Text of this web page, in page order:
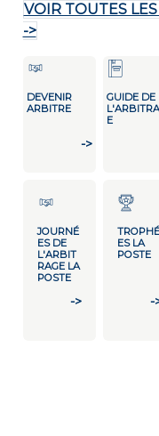
VOIR TOUTES
->
DEVENIR
ARBITRE
->
GUIDE DE
E
JOURNÉ
ES DE
L'ARBIT
RAGE LA
POSTE
->
TROPHÉ
ES LA
POSTE
-